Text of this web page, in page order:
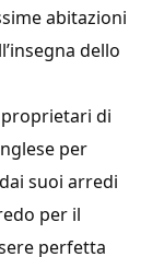
abitazioni
dello
di
per
suoi arredi
per il
perfetta